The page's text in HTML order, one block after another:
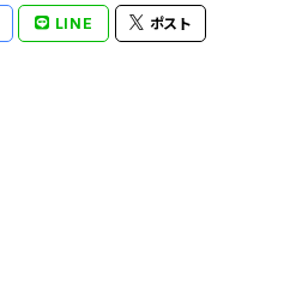
LINE ポスト